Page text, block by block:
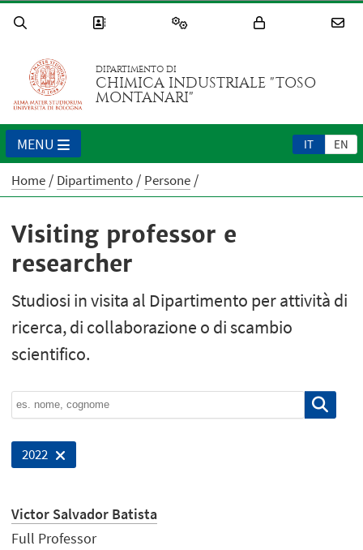
DIPARTIMENTO DI
CHIMICA INDUSTRIALE "TOSO
MONTANARI"
IT EN
MENU
Home Dipartimento Persone
Visiting professor e
researcher
Studiosi in visita al Dipartimento per attività di
ricerca, di collaborazione o di scambio
scientifico.
2022
Victor Salvador Batista
Full Professor